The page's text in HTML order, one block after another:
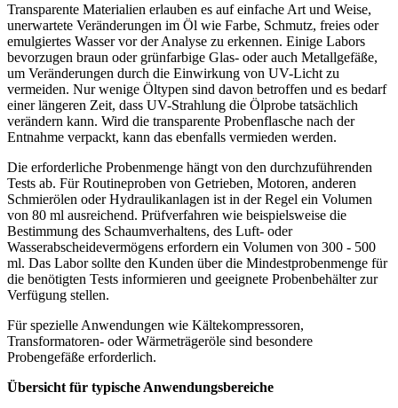
Transparente Materialien erlauben es auf einfache Art und Weise,
unerwartete Veränderungen im Öl wie Farbe, Schmutz, freies oder
emulgiertes Wasser vor der Analyse zu erkennen. Einige Labors
bevorzugen braun oder grünfarbige Glas- oder auch Metallgefäße,
um Veränderungen durch die Einwirkung von UV-Licht zu
vermeiden. Nur wenige Öltypen sind davon betroffen und es bedarf
einer längeren Zeit, dass UV-Strahlung die Ölprobe tatsächlich
verändern kann. Wird die transparente Probenflasche nach der
Entnahme verpackt, kann das ebenfalls vermieden werden.
Die erforderliche Probenmenge hängt von den durchzuführenden
Tests ab. Für Routineproben von Getrieben, Motoren, anderen
Schmierölen oder Hydraulikanlagen ist in der Regel ein Volumen
von 80 ml ausreichend. Prüfverfahren wie beispielsweise die
Bestimmung des Schaumverhaltens, des Luft- oder
Wasserabscheidevermögens erfordern ein Volumen von 300 - 500
ml. Das Labor sollte den Kunden über die Mindestprobenmenge für
die benötigten Tests informieren und geeignete Probenbehälter zur
Verfügung stellen.
Für spezielle Anwendungen wie Kältekompressoren,
Transformatoren- oder Wärmeträgeröle sind besondere
Probengefäße erforderlich.
Übersicht für typische Anwendungsbereiche